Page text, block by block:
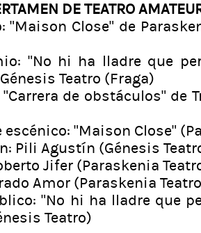
DE TEATRO
Close” de
“No hi ha lladre que
Teatro (Fraga)
de obstáculos” de
“Maison Close”
Pili Agustín (Génesis
Jifer (Paraskenia
Amor (Paraskenia
“No hi ha lladre que
Teatro)